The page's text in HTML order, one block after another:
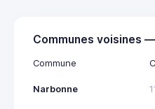
Communes voisines
Commune
Narbonne